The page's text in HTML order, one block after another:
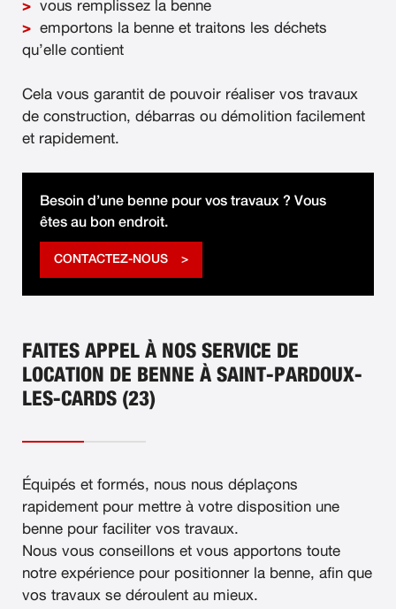
vous remplissez la benne
emportons la benne et traitons les déchets
qu’elle contient
Cela vous garantit de pouvoir réaliser vos travaux
de construction, débarras ou démolition facilement
et rapidement.
Besoin d’une benne pour vos travaux ? Vous
êtes au bon endroit.
CONTACTEZ-NOUS
FAITES APPEL À NOS SERVICE DE
LOCATION DE BENNE À SAINT-PARDOUX-
LES-CARDS (23)
Équipés et formés, nous nous déplaçons
rapidement pour mettre à votre disposition une
benne pour faciliter vos travaux.
Nous vous conseillons et vous apportons toute
notre expérience pour positionner la benne, afin que
vos travaux se déroulent au mieux.